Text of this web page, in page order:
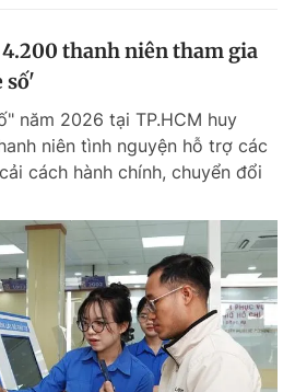
thanh niên tham gia
số'
năm 2026 tại TP.HCM huy
niên tình nguyện hỗ trợ các
cách hành chính, chuyển đổi